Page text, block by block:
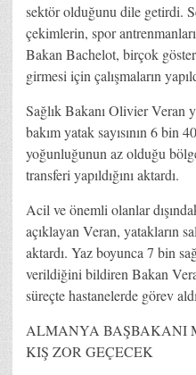
sektör olduğunu dile getirdi.
çekimlerin, spor
Bakan Bachelot, birçok
girmesi için çalışmaların
Sağlık Bakanı Olivier Veran
bakım yatak sayısının 6 bin
yoğunluğunun az olduğu
transferi yapıldığını aktardı.
Acil ve önemli olanlar
açıklayan Veran, yatakların
aktardı. Yaz boyunca 7 bin
verildiğini bildiren Bakan
süreçte hastanelerde görev
ALMANYA BAŞBAKANI
KIŞ ZOR GEÇECEK